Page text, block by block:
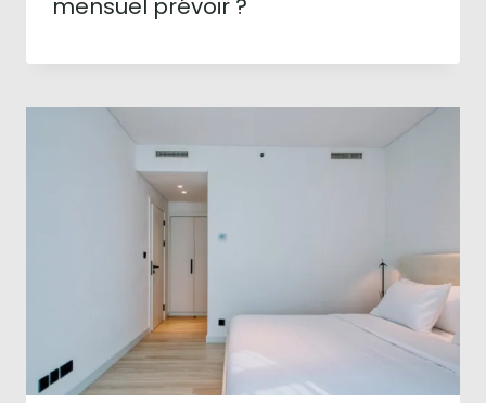
mensuel prévoir ?